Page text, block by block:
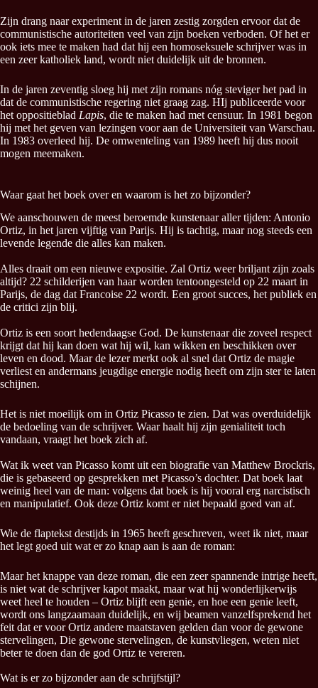
Zijn drang naar experiment in de jaren zestig zorgden ervoor dat de
communistische autoriteiten veel van zijn boeken verboden. Of het er
ook iets mee te maken had dat hij een homoseksuele schrijver was in
een zeer katholiek land, wordt niet duidelijk uit de bronnen.
In de jaren zeventig sloeg hij met zijn romans nóg steviger het pad in
dat de communistische regering niet graag zag. HIj publiceerde voor
het oppositieblad Lapis, die te maken had met censuur. In 1981 begon
hij met het geven van lezingen voor aan de Universiteit van Warschau.
In 1983 overleed hij. De omwenteling van 1989 heeft hij dus nooit
mogen meemaken.
Waar gaat het boek over en waarom is het zo bijzonder?
We aanschouwen de meest beroemde kunstenaar aller tijden: Antonio
Ortiz, in het jaren vijftig van Parijs. Hij is tachtig, maar nog steeds een
levende legende die alles kan maken.
Alles draait om een nieuwe expositie. Zal Ortiz weer briljant zijn zoals
altijd? 22 schilderijen van haar worden tentoongesteld op 22 maart in
Parijs, de dag dat Francoise 22 wordt. Een groot succes, het publiek en
de critici zijn blij.
Ortiz is een soort hedendaagse God. De kunstenaar die zoveel respect
krijgt dat hij kan doen wat hij wil, kan wikken en beschikken over
leven en dood. Maar de lezer merkt ook al snel dat Ortiz de magie
verliest en andermans jeugdige energie nodig heeft om zijn ster te laten
schijnen.
Het is niet moeilijk om in Ortiz Picasso te zien. Dat was overduidelijk
de bedoeling van de schrijver. Waar haalt hij zijn genialiteit toch
vandaan, vraagt het boek zich af.
Wat ik weet van Picasso komt uit een biografie van Matthew Brockris,
die is gebaseerd op gesprekken met Picasso’s dochter. Dat boek laat
weinig heel van de man: volgens dat boek is hij vooral erg narcistisch
en manipulatief. Ook deze Ortiz komt er niet bepaald goed van af.
Wie de flaptekst destijds in 1965 heeft geschreven, weet ik niet, maar
het legt goed uit wat er zo knap aan is aan de roman:
Maar het knappe van deze roman, die een zeer spannende intrige heeft,
is niet wat de schrijver kapot maakt, maar wat hij wonderlijkerwijs
weet heel te houden – Ortiz blijft een genie, en hoe een genie leeft,
wordt ons langzaamaan duidelijk, en wij beamen vanzelfsprekend het
feit dat er voor Ortiz andere maatstaven gelden dan voor de gewone
stervelingen, Die gewone stervelingen, de kunstvliegen, weten niet
beter te doen dan de god Ortiz te vereren.
Wat is er zo bijzonder aan de schrijfstijl?